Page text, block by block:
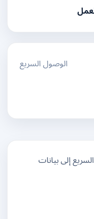
الوصول السريع
بيانات